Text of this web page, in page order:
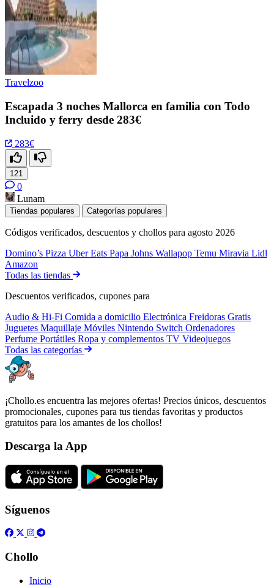
Travelzoo
Escapada 3 noches Mallorca en familia con Todo
Incluido y ferry desde 283€
283€
121
0
Lunam
Tiendas populares Categorías populares
Códigos verificados, descuentos y chollos para agosto 2026
Domino’s Pizza Uber Eats Papa Johns Wallapop Temu Miravia Lidl
Amazon
Todas las tiendas
Descuentos verificados, cupones para
Audio & Hi-Fi Comida a domicilio Electrónica Freidoras Gratis
Juguetes Maquillaje Móviles Nintendo Switch Ordenadores
Perfume Portátiles Ropa y complementos TV Videojuegos
Todas las categorías
¡Chollo.es encuentra las mejores ofertas! Precios únicos, descuentos
promocionales, cupones para tus tiendas favoritas y productos
gratuitos para los amantes de los chollos!
Descarga la App
Síguenos
Chollo
Inicio